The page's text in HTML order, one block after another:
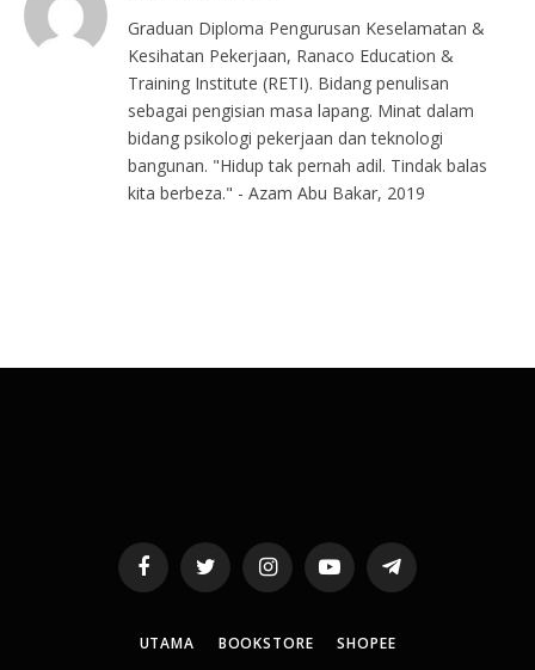
Graduan Diploma Pengurusan Keselamatan &
Kesihatan Pekerjaan, Ranaco Education &
Training Institute (RETI). Bidang penulisan
sebagai pengisian masa lapang. Minat dalam
bidang psikologi pekerjaan dan teknologi
bangunan. "Hidup tak pernah adil. Tindak balas
kita berbeza." - Azam Abu Bakar, 2019
FacebookTwitter InstagramYouTubeTelegram
UTAMA BOOKSTORE SHOPEE